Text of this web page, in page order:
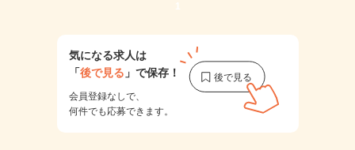
1
気になる求人は
「後で見る 」で保存！
会員登録なしで、
何件でも応募できます。